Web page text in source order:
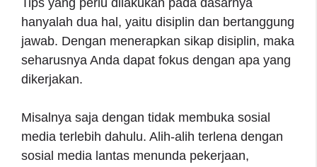
Tips yang perlu dilakukan pada dasarnya
hanyalah dua hal, yaitu disiplin dan bertanggung
jawab. Dengan menerapkan sikap disiplin, maka
seharusnya Anda dapat fokus dengan apa yang
dikerjakan.
Misalnya saja dengan tidak membuka sosial
media terlebih dahulu. Alih-alih terlena dengan
sosial media lantas menunda pekerjaan,